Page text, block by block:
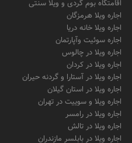
اقامتگاه بوم گردی و ویلا سنتی
اجاره ویلا هرمزگان
اجاره ویلا خانه دریا
اجاره سوئیت وآپارتمان
اجاره ویلا در چالوس
اجاره ویلا در کردان
اجاره ویلا در آستارا و گردنه حیران
اجاره ویلا در استان گیلان
اجاره ویلا و سوییت در تهران
اجاره ویلا در رامسر
اجاره ویلا در تالش
اجاره ویلا در بابلسر مازندران